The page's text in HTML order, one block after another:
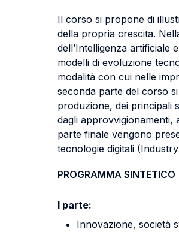
Il corso si propone di
della propria crescita.
dell’Intelligenza artificiale
modelli di evoluzione
modalità con cui nelle
seconda parte del corso
produzione, dei principali
dagli approvvigionamenti,
parte finale vengono
tecnologie digitali
PROGRAMMA SINTETICO
I parte:
Innovazione, società